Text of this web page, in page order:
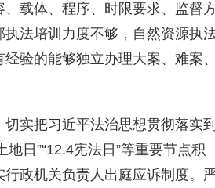
载体、程序、时限要求、监督
执法培训力度不够，自然资源执
验的能够独立办理大案、难案
实把习近平法治思想贯彻落实
地日 ”“12.4宪法日 ”等重要节点积
政机关负责人出庭应诉制度。